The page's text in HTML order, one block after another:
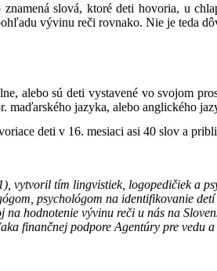
slová, ktoré deti hovoria, u
vývinu reči rovnako. Nie je teda
alebo sú deti vystavené vo svojom
maďarského jazyka, alebo anglického
deti v 16. mesiaci asi 40 slov a
vytvoril tím lingvistiek, logopedičiek a
psychológom na identifikovanie
na hodnotenie vývinu reči u nás na
finančnej podpore Agentúry pre vedu a